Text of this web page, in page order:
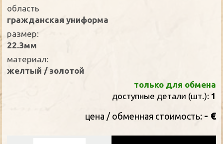
oбласть
гражданская униформа
размер:
22.3мм
материал:
желтый / золотой
только для обмена
доступные детали (шт.): 1
цена / oбменная стоимость: - €